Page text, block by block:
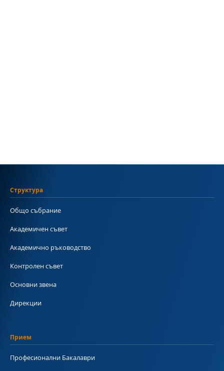
Структура
Общо събрание
Академичен съвет
Академично ръководство
Контролен съвет
Основни звена
Дирекции
Прием
Професионални Бакалаври